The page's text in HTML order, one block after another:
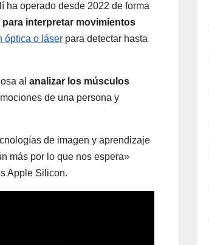
ha operado desde 2022 de forma
para interpretar movimientos
óptica o láser para detectar hasta
al analizar los músculos
de una persona y
de imagen y aprendizaje
más por lo que nos espera»
Apple Silicon.